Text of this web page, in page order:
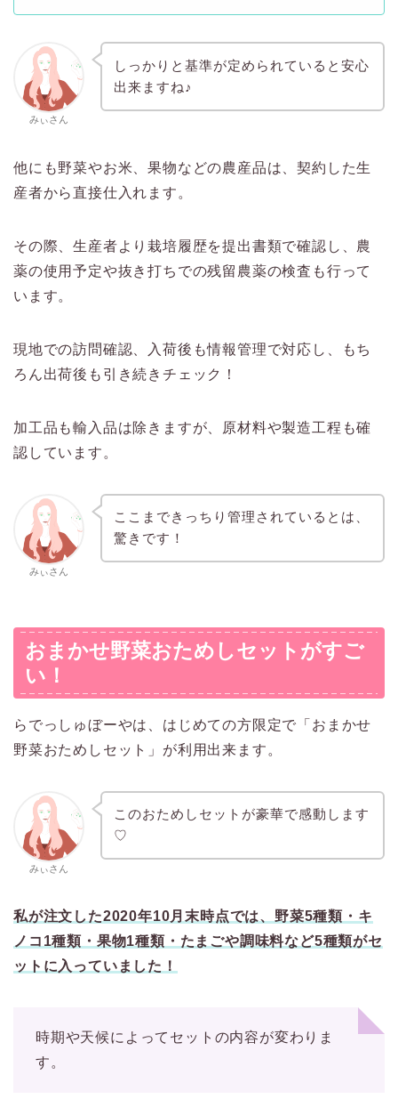
みぃさん
しっかりと基準が定められていると安心
出来ますね♪
他にも野菜やお米、果物などの農産品は、契約した生
産者から直接仕入れます。
その際、生産者より栽培履歴を提出書類で確認し、農
薬の使用予定や抜き打ちでの残留農薬の検査も行って
います。
現地での訪問確認、入荷後も情報管理で対応し、もち
ろん出荷後も引き続きチェック！
加工品も輸入品は除きますが、原材料や製造工程も確
認しています。
みぃさん
ここまできっちり管理されているとは、
驚きです！
おまかせ野菜おためしセットがすご
い！
らでっしゅぼーやは、はじめての方限定で「おまかせ
野菜おためしセット」が利用出来ます。
みぃさん
このおためしセットが豪華で感動します
♡
私が注文した2020年10月末時点では、野菜5種類・キ
ノコ1種類・果物1種類・たまごや調味料など5種類がセ
ットに入っていました！
時期や天候によってセットの内容が変わりま
す。